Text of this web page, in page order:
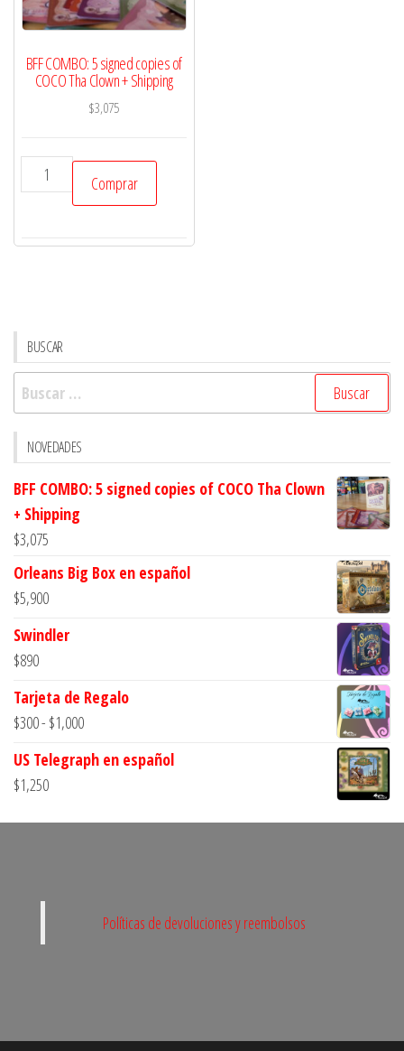
BFF COMBO: 5 signed copies of
COCO Tha Clown + Shipping
$3,075
BFF
COMBO:
signed
Tha
Clown
+
Shipping
cantidad
Comprar
BUSCAR
Buscar:
NOVEDADES
BFF COMBO: 5 signed copies of COCO Tha Clown
+ Shipping
$3,075
Orleans Big Box en español
$5,900
Swindler
$890
Tarjeta de Regalo
$300- $1,000Rango
precios:
$300
US Telegraph en español
$1,250
Políticas de devoluciones y reembolsos